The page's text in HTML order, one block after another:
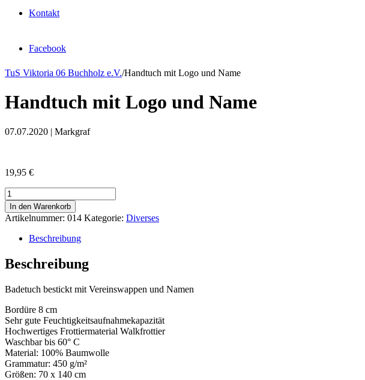
Kontakt
Facebook
TuS Viktoria 06 Buchholz e.V./Handtuch mit Logo und Name
Handtuch mit Logo und Name
07.07.2020 | Markgraf
19,95 €
Handtuch
mit
Logo
und
Name
Menge
In den Warenkorb
Artikelnummer: 014 Kategorie: Diverses
Beschreibung
Beschreibung
Badetuch bestickt mit Vereinswappen und Namen
Bordüre 8 cm
Sehr gute Feuchtigkeitsaufnahmekapazität
Hochwertiges Frottiermaterial Walkfrottier
Waschbar bis 60° C
Material: 100% Baumwolle
Grammatur: 450 g/m²
Größen: 70 x 140 cm